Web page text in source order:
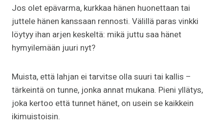
Jos olet epävarma, kurkkaa hänen huonettaan tai
juttele hänen kanssaan rennosti. Välillä paras vinkki
löytyy ihan arjen keskeltä: mikä juttu saa hänet
hymyilemään juuri nyt?
Muista, että lahjan ei tarvitse olla suuri tai kallis –
tärkeintä on tunne, jonka annat mukana. Pieni yllätys,
joka kertoo että tunnet hänet, on usein se kaikkein
ikimuistoisin.